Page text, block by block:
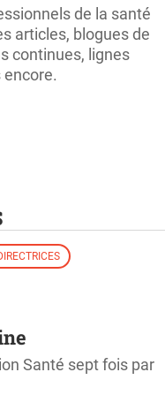
de la santé
articles, blogues de
continues, lignes
Santé sept fois par